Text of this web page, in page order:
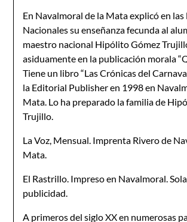
En Navalmoral de la Mata explicó en las
Nacionales su enseñanza fecunda al
maestro nacional Hipólito Gómez
asiduamente en la publicación morala
Tiene un libro “Las Crónicas del
la Editorial Publisher en 1998 en
Mata. Lo ha preparado la familia de
Trujillo.
La Voz, Mensual. Imprenta Rivero de
Mata.
El Rastrillo. Impreso en Navalmoral.
publicidad.
A primeros del siglo XX en numerosas